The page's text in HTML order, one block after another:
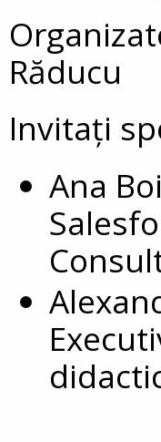
Răducu
Invitați
Ana